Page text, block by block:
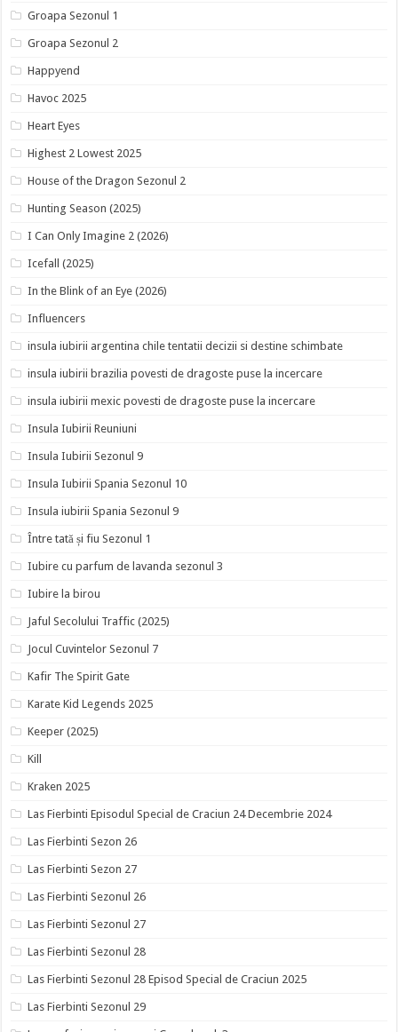
Groapa Sezonul 1
Groapa Sezonul 2
Happyend
Havoc 2025
Heart Eyes
Highest 2 Lowest 2025
House of the Dragon Sezonul 2
Hunting Season (2025)
I Can Only Imagine 2 (2026)
Icefall (2025)
In the Blink of an Eye (2026)
Influencers
insula iubirii argentina chile tentatii decizii si destine schimbate
insula iubirii brazilia povesti de dragoste puse la incercare
insula iubirii mexic povesti de dragoste puse la incercare
Insula Iubirii Reuniuni
Insula Iubirii Sezonul 9
Insula Iubirii Spania Sezonul 10
Insula iubirii Spania Sezonul 9
Între tată și fiu Sezonul 1
Iubire cu parfum de lavanda sezonul 3
Iubire la birou
Jaful Secolului Traffic (2025)
Jocul Cuvintelor Sezonul 7
Kafir The Spirit Gate
Karate Kid Legends 2025
Keeper (2025)
Kill
Kraken 2025
Las Fierbinti Episodul Special de Craciun 24 Decembrie 2024
Las Fierbinti Sezon 26
Las Fierbinti Sezon 27
Las Fierbinti Sezonul 26
Las Fierbinti Sezonul 27
Las Fierbinti Sezonul 28
Las Fierbinti Sezonul 28 Episod Special de Craciun 2025
Las Fierbinti Sezonul 29